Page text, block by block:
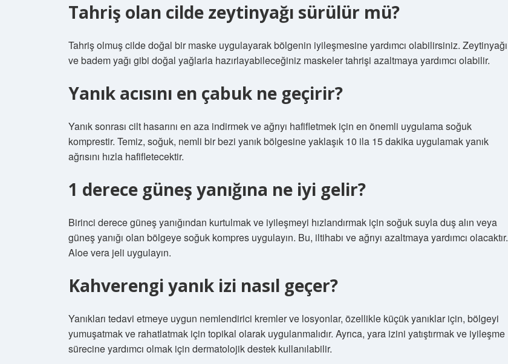
Tahriş olan cilde zeytinyağı sürülür mü?
Tahriş olmuş cilde doğal bir maske uygulayarak bölgenin iyileşmesine yardımcı olabilirsiniz. Zeytinyağı
ve badem yağı gibi doğal yağlarla hazırlayabileceğiniz maskeler tahrişi azaltmaya yardımcı olabilir.
Yanık acısını en çabuk ne geçirir?
Yanık sonrası cilt hasarını en aza indirmek ve ağrıyı hafifletmek için en önemli uygulama soğuk
komprestir. Temiz, soğuk, nemli bir bezi yanık bölgesine yaklaşık 10 ila 15 dakika uygulamak yanık
ağrısını hızla hafifletecektir.
1 derece güneş yanığına ne iyi gelir?
Birinci derece güneş yanığından kurtulmak ve iyileşmeyi hızlandırmak için soğuk suyla duş alın veya
güneş yanığı olan bölgeye soğuk kompres uygulayın. Bu, iltihabı ve ağrıyı azaltmaya yardımcı olacaktır.
Aloe vera jeli uygulayın.
Kahverengi yanık izi nasıl geçer?
Yanıkları tedavi etmeye uygun nemlendirici kremler ve losyonlar, özellikle küçük yanıklar için, bölgeyi
yumuşatmak ve rahatlatmak için topikal olarak uygulanmalıdır. Ayrıca, yara izini yatıştırmak ve iyileşme
sürecine yardımcı olmak için dermatolojik destek kullanılabilir.